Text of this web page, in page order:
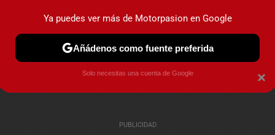
PRUEBAS COCHES ELÉCTRICOS OBSERVATORIO
×
Ya puedes ver más de Motorpasion en Google
Añádenos como fuente preferida
Solo necesitas una cuenta de Google